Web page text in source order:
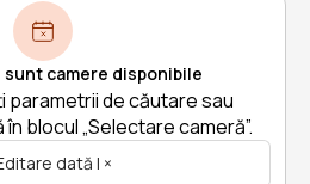
sunt camere disponibile
parametrii de căutare sau
blocul „Selectare cameră”.
dată | ×